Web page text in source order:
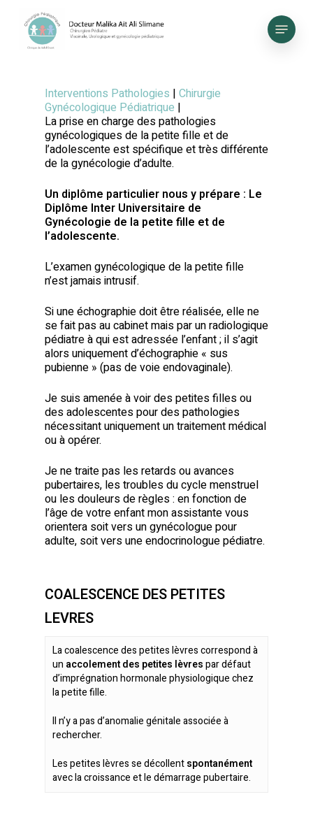
content
Menu
Interventions Pathologies | Chirurgie
Gynécologique Pédiatrique |
La prise en charge des pathologies
gynécologiques de la petite fille et de
l’adolescente est spécifique et très différente
de la gynécologie d’adulte.
Un diplôme particulier nous y prépare : Le
Diplôme Inter Universitaire de
Gynécologie de la petite fille et de
l’adolescente.
L’examen gynécologique de la petite fille
n’est jamais intrusif.
Si une échographie doit être réalisée, elle ne
se fait pas au cabinet mais par un radiologique
pédiatre à qui est adressée l’enfant ; il s’agit
alors uniquement d’échographie « sus
pubienne » (pas de voie endovaginale).
Je suis amenée à voir des petites filles ou
des adolescentes pour des pathologies
nécessitant uniquement un traitement médical
ou à opérer.
Je ne traite pas les retards ou avances
pubertaires, les troubles du cycle menstruel
ou les douleurs de règles : en fonction de
l’âge de votre enfant mon assistante vous
orientera soit vers un gynécologue pour
adulte, soit vers une endocrinologue pédiatre.
COALESCENCE DES PETITES
LEVRES
La coalescence des petites lèvres correspond à
un accolement des petites lèvrespar défaut
d’imprégnation hormonale physiologique chez
la petite fille.
Il n’y a pas d’anomalie génitale associée à
rechercher.
Les petites lèvres se décollentspontanément
avec la croissance et le démarrage pubertaire.